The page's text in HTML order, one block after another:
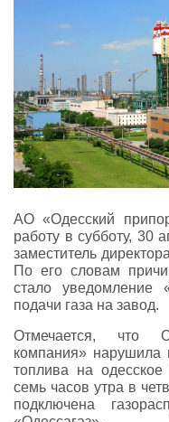
АО «Одесский
работу в субботу, 30
заместитель
По его словам
стало уведомление
подачи газа на завод.
Отмечается, что
компания» нарушила
топлива на
семь часов утра в
подключена